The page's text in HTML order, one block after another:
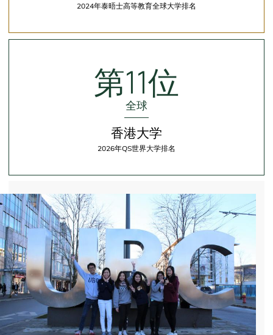
2024年泰晤士高等教育全球大学排名
第11位
全球
香港大学
2026年QS世界大学排名